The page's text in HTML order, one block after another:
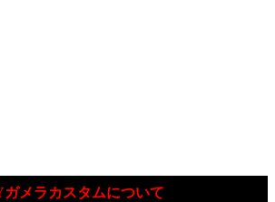
メラカスタムについて